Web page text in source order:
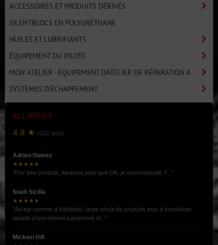
ACCESSOIRES ET PRODUITS DÉRIVÉS
SILENTBLOCS EN POLYURÉTHANE
HUILES ET LUBRIFIANTS
ÉQUIPEMENT DU PILOTE
MON ATELIER - ÉQUIPEMENT D'ATELIER DE RÉPARATION A
SYSTÈMES D'ÉCHAPPEMENT
ALL4DRIFT
4.9 ★ (182 avis)
Adrien Gomez
★★★★★
"Prix très corrects, livraison plus que OK, je recommande ?..."
Noah Sicilia
★★★★★
"Au top comme d habitude, large choix de produits tous d excellente
qualité et personnel passionné et..."
Mickael Hill